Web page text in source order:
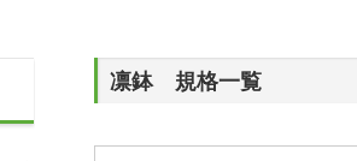
凛鉢 規格一覧